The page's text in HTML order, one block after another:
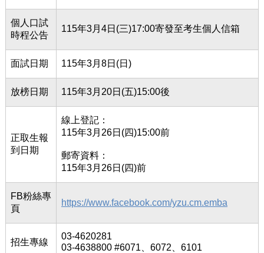
個人口試
時程公告
115年3月4日(三)17:00寄發至考生個人信箱
面試日期 115年3月8日(日)
放榜日期 115年3月20日(五)15:00後
正取生報
到日期
線上登記：
115年3月26日(四)15:00前
郵寄資料：
115年3月26日(四)前
FB粉絲專
頁
https://www.facebook.com/yzu.cm.emba
招生專線
03-4620281
03-4638800 #6071、6072、6101